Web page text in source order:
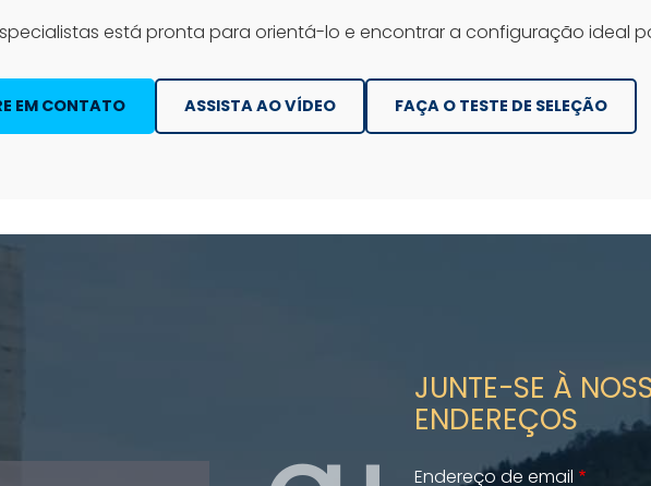
está pronta para orientá-lo e encontrar a configuração ideal
EM CONTATO ASSISTA AO VÍDEO FAÇA O TESTE DE SELEÇÃO
JUNTE-SE À
ENDEREÇOS
Endereço de email